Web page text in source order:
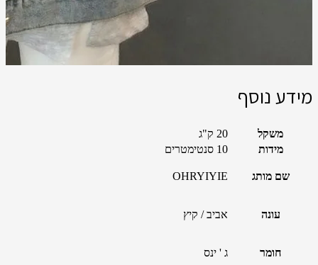
מידע נוסף
משקל
20 ק"ג
מידות
10 סנטימטרים
שם מותג OHRYIYIE
עונה אביב / קיץ
חומר ג ' ינס